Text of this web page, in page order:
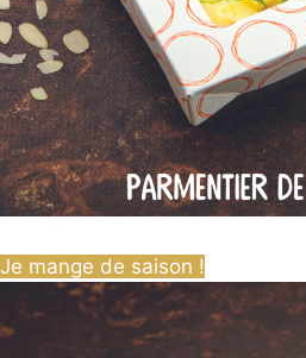
Je mange de saison !